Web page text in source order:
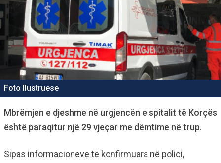
Foto Ilustruese
Mbrëmjen e djeshme në urgjencën e spitalit të Korçës
është paraqitur një 29 vjeçar me dëmtime në trup.
Sipas informacioneve të konfirmuara në polici,